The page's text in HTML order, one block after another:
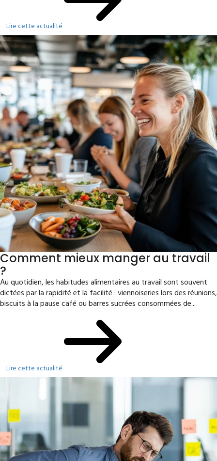
Lire cette actualité
Comment mieux manger au travail
?
Au quotidien, les habitudes alimentaires au travail sont souvent
dictées par la rapidité et la facilité : viennoiseries lors des réunions,
biscuits à la pause café ou barres sucrées consommées de...
Lire cette actualité